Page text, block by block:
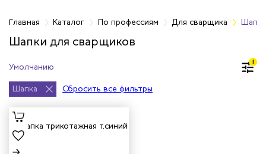
Главная Каталог По профессиям Для сварщика
Шапки для сварщиков
1
Шапка Сбросить все фильтры